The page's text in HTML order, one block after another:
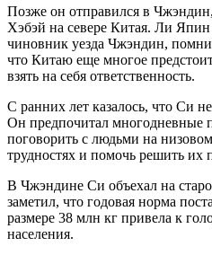
Позже он отправился в
Хэбэй на севере Китая. Ли
чиновник уезда Чжэндин,
что Китаю еще многое
взять на себя ответственность.
С ранних лет казалось, что Си
Он предпочитал многодневные
поговорить с людьми на
трудностях и помочь решить их
В Чжэндине Си объехал на
заметил, что годовая норма
размере 38 млн кг привела к
населения.